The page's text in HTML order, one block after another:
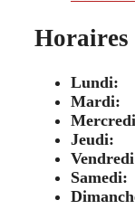
Lundi:
Mardi:
Jeudi:
Samedi: